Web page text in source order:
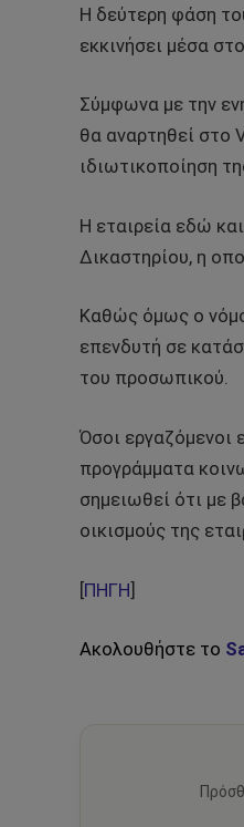
Η δεύτερη φάση
εκκινήσει μέσα
Σύμφωνα με την
θα αναρτηθεί στο
ιδιωτικοποίηση
Η εταιρεία εδώ
Δικαστηρίου, η
Καθώς όμως ο
επενδυτή σε
του προσωπικού.
Όσοι εργαζόμενοι
προγράμματα
σημειωθεί ότι με
οικισμούς της
ΠΗΓΗ
Ακολουθήστε το